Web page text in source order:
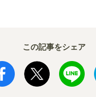
この記事をシェア